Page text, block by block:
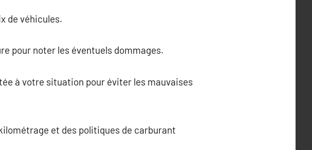
de véhicules.
pour noter les éventuels dommages.
à votre situation pour éviter les mauvaises
et des politiques de carburant